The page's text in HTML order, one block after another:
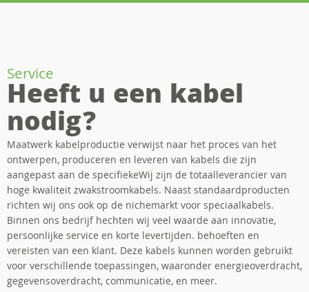
Service
Heeft u een kabel
nodig?
Maatwerk kabelproductie verwijst naar het proces van het
ontwerpen, produceren en leveren van kabels die zijn
aangepast aan de specifiekeWij zijn de totaalleverancier van
hoge kwaliteit zwakstroomkabels. Naast standaardproducten
richten wij ons ook op de nichemarkt voor speciaalkabels.
Binnen ons bedrijf hechten wij veel waarde aan innovatie,
persoonlijke service en korte levertijden. behoeften en
vereisten van een klant. Deze kabels kunnen worden gebruikt
voor verschillende toepassingen, waaronder energieoverdracht,
gegevensoverdracht, communicatie, en meer.